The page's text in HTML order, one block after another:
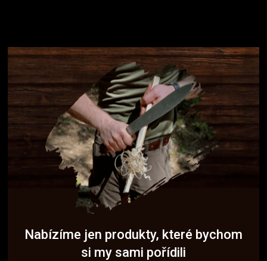
Nabízíme jen produkty, které bychom
si my sami pořídili